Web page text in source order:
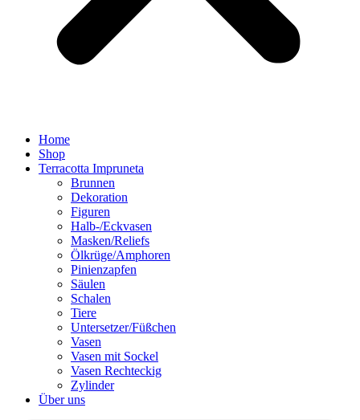
Home
Shop
Terracotta Impruneta
Brunnen
Dekoration
Figuren
Halb-/Eckvasen
Masken/Reliefs
Ölkrüge/Amphoren
Pinienzapfen
Säulen
Schalen
Tiere
Untersetzer/Füßchen
Vasen
Vasen mit Sockel
Vasen Rechteckig
Zylinder
Über uns